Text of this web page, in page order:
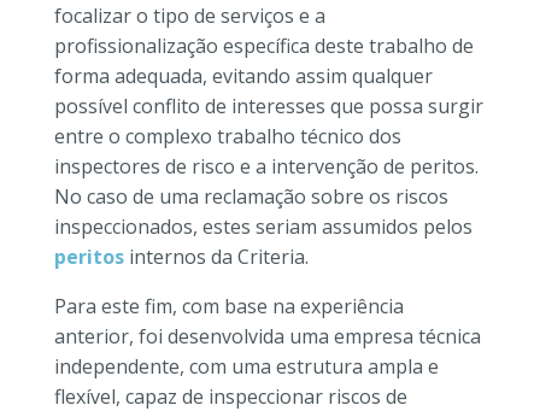
focalizar o tipo de serviços e a
profissionalização específica deste trabalho de
forma adequada, evitando assim qualquer
possível conflito de interesses que possa surgir
entre o complexo trabalho técnico dos
inspectores de risco e a intervenção de peritos.
No caso de uma reclamação sobre os riscos
inspeccionados, estes seriam assumidos pelos
peritosinternos da Criteria.
Para este fim, com base na experiência
anterior, foi desenvolvida uma empresa técnica
independente, com uma estrutura ampla e
flexível, capaz de inspeccionar riscos de